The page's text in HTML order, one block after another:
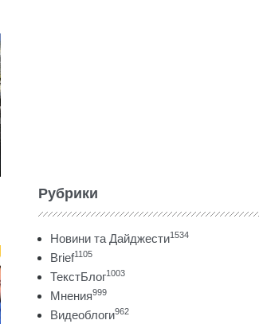
Рубрики
Новини та Дайджести1534
Brief1105
ТекстБлог1003
Мнения999
Видеоблоги962